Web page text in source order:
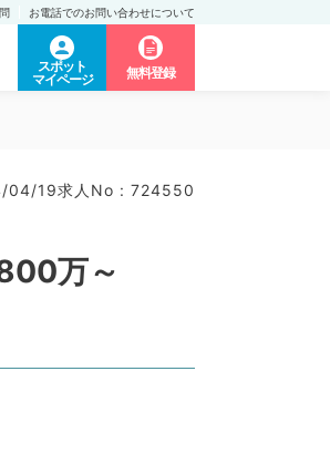
お電話でのお問い合わせについて
スポット
マイページ
無料登録
04/19求人No : 724550
万～